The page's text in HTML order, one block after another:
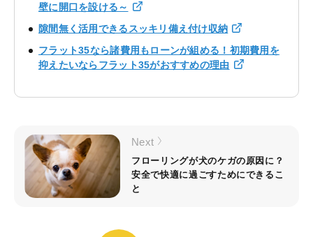
壁に開口を設ける～
隙間無く活用できるスッキリ備え付け収納
フラット35なら諸費用もローンが組める！初期費用を
抑えたいならフラット35がおすすめの理由
Next
フローリングが犬のケガの原因に？
安全で快適に過ごすためにできるこ
と